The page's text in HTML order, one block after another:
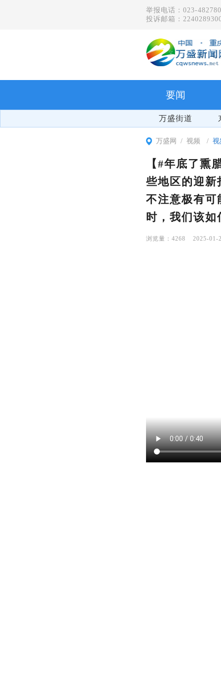
举报电话：023-
投诉邮箱：
要闻
万盛街道
万盛网 视频 视
【#年底了熏
些地区的迎新
不注意极有
时，我们该
4268 2025-01-